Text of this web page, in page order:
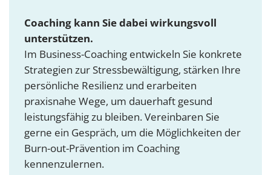
Coaching kann Sie dabei wirkungsvoll
unterstützen.
Im Business-Coaching entwickeln Sie konkrete
Strategien zur Stressbewältigung, stärken Ihre
persönliche Resilienz und erarbeiten
praxisnahe Wege, um dauerhaft gesund
leistungsfähig zu bleiben. Vereinbaren Sie
gerne ein Gespräch, um die Möglichkeiten der
Burn-out-Prävention im Coaching
kennenzulernen.